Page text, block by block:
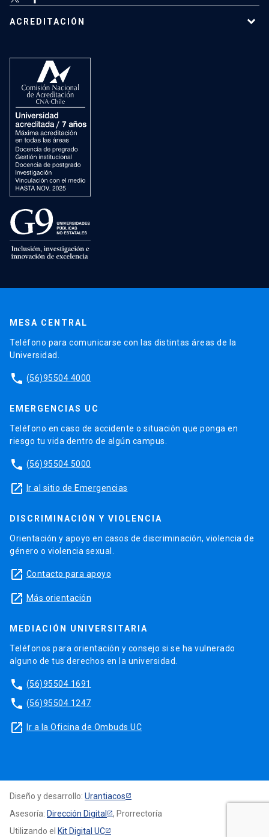
ACREDITACIÓN
MESA CENTRAL
Teléfono para comunicarse con las distintas áreas de la
Universidad.
phone (56)95504 4000
EMERGENCIAS UC
Teléfono en caso de accidente o situación que ponga en
riesgo tu vida dentro de algún campus.
phone (56)95504 5000
launch Ir al sitio de Emergencias
DISCRIMINACIÓN Y VIOLENCIA
Orientación y apoyo en casos de discriminación, violencia de
género o violencia sexual.
launch Contacto para apoyo
launch Más orientación
MEDIACIÓN UNIVERSITARIA
Teléfonos para orientación y consejo si se ha vulnerado
alguno de tus derechos en la universidad.
phone (56)95504 1691
phone (56)95504 1247
launch Ir a la Oficina de Ombuds UC
Diseño y desarrollo: Urantiacos
Asesoría: Dirección Digital
, Prorrectoría
Utilizando el Kit Digital UC